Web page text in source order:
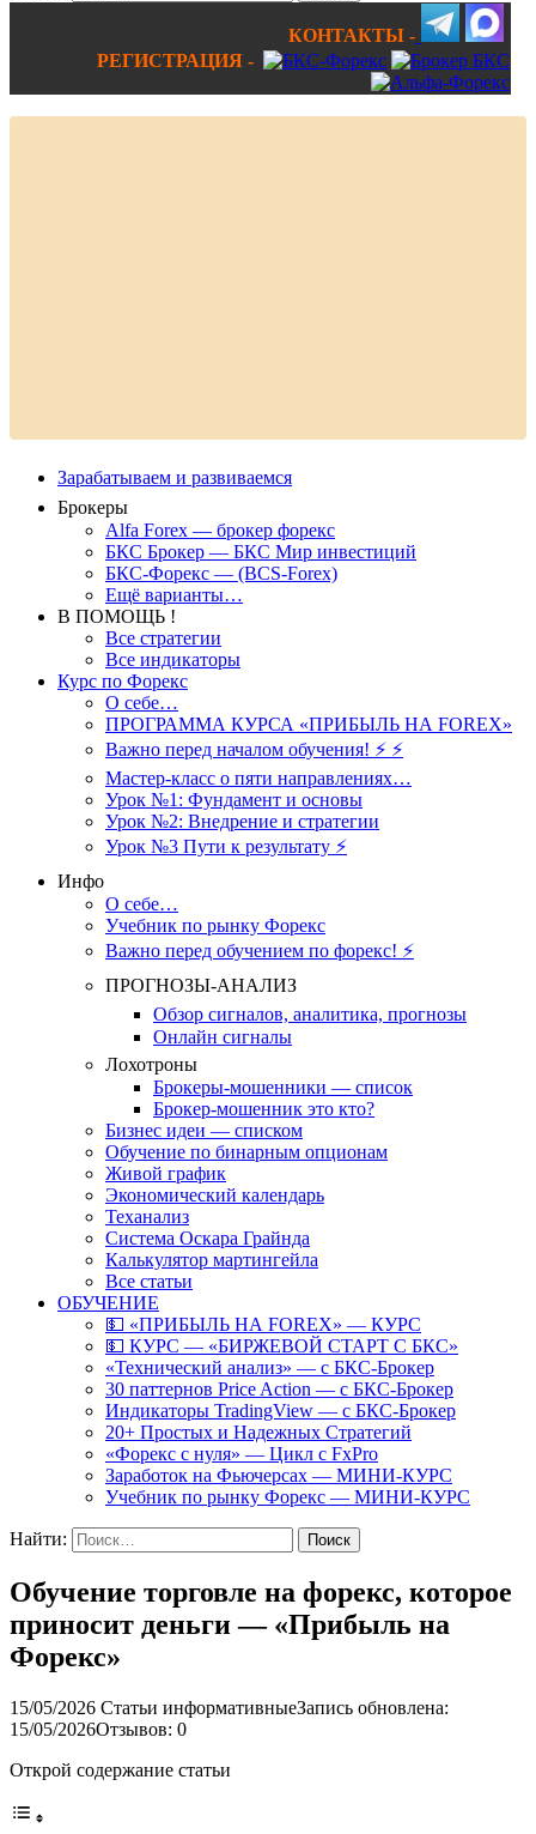
КОНТАКТЫ -
РЕГИСТРАЦИЯ -
Зарабатываем и развиваемся
Брокеры
Alfa Forex — брокер форекс
БКС Брокер — БКС Мир инвестиций
БКС-Форекс — (BCS-Forex)
Ещё варианты…
В ПОМОЩЬ !
Все стратегии
Все индикаторы
Курс по Форекс
О себе…
ПРОГРАММА КУРСА «ПРИБЫЛЬ НА FOREX»
Важно перед началом обучения! ⚡ ⚡
Мастер-класс о пяти направлениях…
Урок №1: Фундамент и основы
Урок №2: Внедрение и стратегии
Урок №3 Пути к результату ⚡️
Инфо
О себе…
Учебник по рынку Форекс
Важно перед обучением по форекс! ⚡
ПРОГНОЗЫ-АНАЛИЗ
Обзор сигналов, аналитика, прогнозы
Онлайн сигналы
Лохотроны
Брокеры-мошенники — список
Брокер-мошенник это кто?
Бизнес идеи — списком
Обучение по бинарным опционам
Живой график
Экономический календарь
Теханализ
Система Оскара Грайнда
Калькулятор мартингейла
Все статьи
ОБУЧЕНИЕ
💵 «ПРИБЫЛЬ НА FOREX» — КУРС
💵 КУРС — «БИРЖЕВОЙ СТАРТ С БКС»
«Технический анализ» — с БКС-Брокер
30 паттернов Price Action — с БКС-Брокер
Индикаторы TradingView — с БКС-Брокер
20+ Простых и Надежных Стратегий
«Форекс с нуля» — Цикл с FxPro
Заработок на Фьючерсах — МИНИ-КУРС
Учебник по рынку Форекс — МИНИ-КУРС
Найти:
Обучение торговле на форекс, которое
приносит деньги — «Прибыль на
Форекс»
15/05/2026 Статьи информативныеЗапись обновлена:
15/05/2026Отзывов: 0
Открой содержание статьи